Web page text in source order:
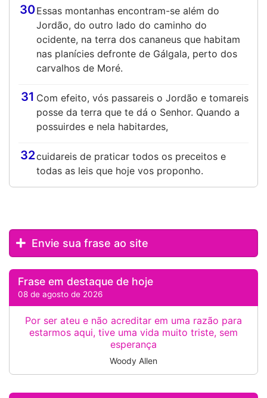
30Essas montanhas encontram-se além do
Jordão, do outro lado do caminho do
ocidente, na terra dos cananeus que habitam
nas planícies defronte de Gálgala, perto dos
carvalhos de Moré.
31 Com efeito, vós passareis o Jordão e tomareis
posse da terra que te dá o Senhor. Quando a
possuirdes e nela habitardes,
32cuidareis de praticar todos os preceitos e
todas as leis que hoje vos proponho.
Envie sua frase ao site
Frase em destaque de hoje
08 de agosto de 2026
Por ser ateu e não acreditar em uma razão para
estarmos aqui, tive uma vida muito triste, sem
esperança
Woody Allen